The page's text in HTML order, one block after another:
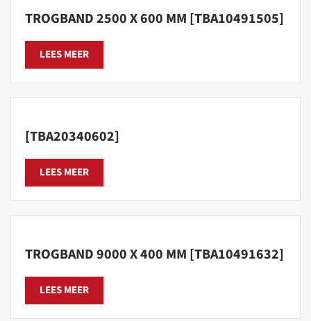
TROGBAND 2500 X 600 MM [TBA10491505]
LEES MEER
[TBA20340602]
LEES MEER
TROGBAND 9000 X 400 MM [TBA10491632]
LEES MEER